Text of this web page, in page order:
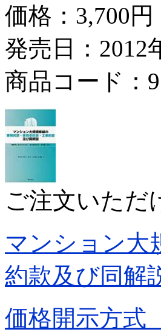
価格： 3,700円
発売日：2012
商品コード：
ご注文いただ
マンション大
約款及び同解
価格開示方式